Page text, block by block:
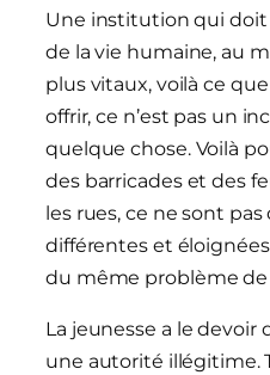
Une institution qui
de la vie humaine, au
plus vitaux, voilà ce
offrir, ce n’est pas un
quelque chose. Voilà
des barricades et des
les rues, ce ne sont
différentes et
du même problème de
La jeunesse a le devoir
une autorité illégitime.